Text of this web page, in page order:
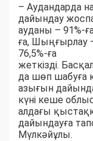
– Аудандарда
дайындау
ауданы – 91%-
ға, Шыңғырлау
76,5%-ға
жеткізді.
да шөп шабуға
азығын
күні кеше
алдағы
дайындауға
Мүлкәйұлы.